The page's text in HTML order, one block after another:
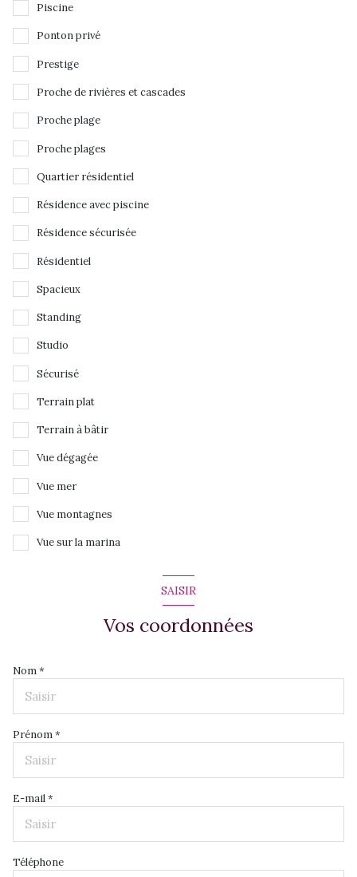
Piscine
Ponton privé
Prestige
Proche de rivières et cascades
Proche plage
Proche plages
Quartier résidentiel
Résidence avec piscine
Résidence sécurisée
Résidentiel
Spacieux
Standing
Studio
Sécurisé
Terrain plat
Terrain à bâtir
Vue dégagée
Vue mer
Vue montagnes
Vue sur la marina
SAISIR
Vos coordonnées
Nom *
Prénom *
E-mail *
Téléphone